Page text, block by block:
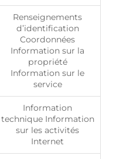
Renseignements
d’identification
Coordonnées
Information sur la
propriété
Information sur le
service
Information
technique Information
sur les activités
Internet